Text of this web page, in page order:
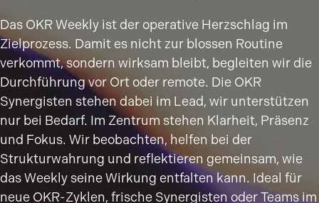
Das OKR Weekly ist der operative Herzschlag im
Zielprozess. Damit es nicht zur blossen Routine
verkommt, sondern wirksam bleibt, begleiten wir die
Durchführung vor Ort oder remote. Die OKR
Synergisten stehen dabei im Lead, wir unterstützen
nur bei Bedarf. Im Zentrum stehen Klarheit, Präsenz
und Fokus. Wir beobachten, helfen bei der
Strukturwahrung und reflektieren gemeinsam, wie
das Weekly seine Wirkung entfalten kann. Ideal für
neue OKR-Zyklen, frische Synergisten oder Teams im